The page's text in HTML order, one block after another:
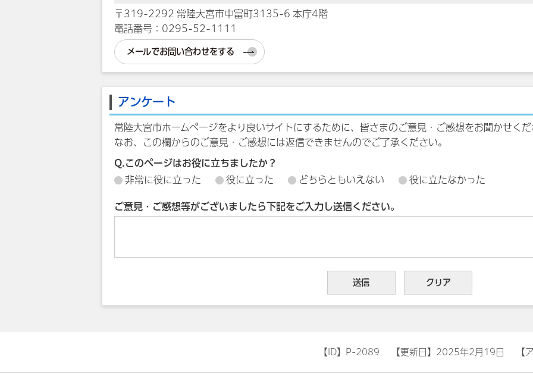
〒319-2292 常陸大宮市中富町3135-6 本庁4階
電話番号：0295-52-1111
メールでお問い合わせをする
アンケート
常陸大宮市ホームページをより良いサイトにするために、皆さまのご意見・ご感想をお聞かせく
なお、この欄からのご意見・ご感想には返信できませんのでご了承ください。
Q.このページはお役に立ちましたか？
非常に役に立った
役に立った どちらともいえない 役に立たなかった
ご意見・ご感想等がございましたら下記をご入力し送信ください。
【ID】 P-2089 【更新日】 2025年2月19日 【